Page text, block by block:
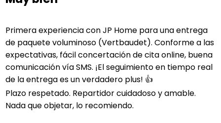
Primera experiencia con JP Home para una entrega
de paquete voluminoso (Vertbaudet). Conforme a las
expectativas, fácil concertación de cita online, buena
comunicación vía SMS. ¡El seguimiento en tiempo real
de la entrega es un verdadero plus! 👍
Plazo respetado. Repartidor cuidadoso y amable.
Nada que objetar, lo recomiendo.